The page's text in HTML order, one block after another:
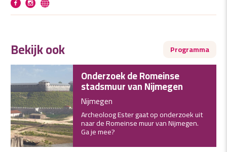
Bekijk ook Programma
Onderzoek de Romeinse
stadsmuur van Nijmegen
Nijmegen
Archeoloog Ester gaat op onderzoek uit
naar de Romeinse muur van Nijmegen.
Ga je mee?